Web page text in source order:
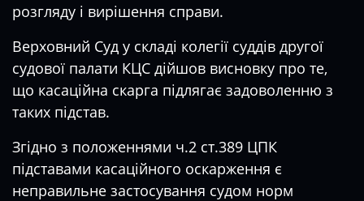
розгляду і вирішення справи.
Верховний Суд у складі колегії суддів другої
судової палати КЦС дійшов висновку про те,
що касаційна скарга підлягає задоволенню з
таких підстав.
Згідно з положеннями ч.2 ст.389 ЦПК
підставами касаційного оскарження є
неправильне застосування судом норм